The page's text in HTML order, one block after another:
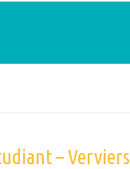
– Verviers